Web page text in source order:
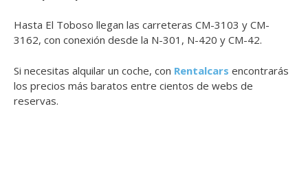
Hasta El Toboso llegan las carreteras CM-3103 y CM-
3162, con conexión desde la N-301, N-420 y CM-42.
Si necesitas alquilar un coche, con Rentalcars encontrarás
los precios más baratos entre cientos de webs de
reservas.